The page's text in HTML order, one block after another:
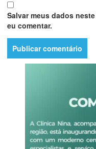
Salvar meus dados
eu comentar.